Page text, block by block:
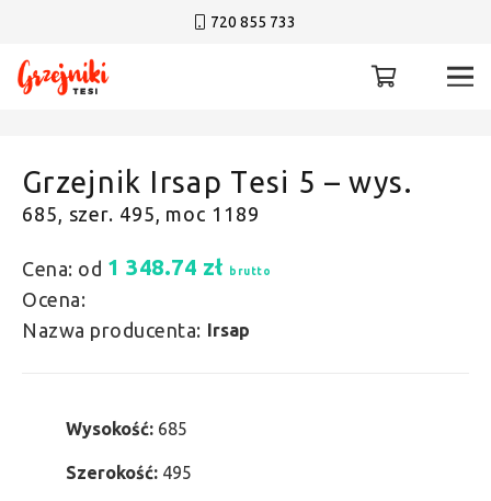
720 855 733
Grzejnik Irsap Tesi 5 – wys.
685, szer. 495, moc 1189
Cena: od 1 348.74 zł brutto
Ocena:
Nazwa producenta: Irsap
Wysokość: 685
Szerokość: 495